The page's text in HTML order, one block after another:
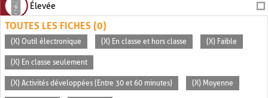
Élevée
TOUTES LES FICHES (0)
(X) Outil électronique (X) En classe et hors classe (X) Faible
(X) En classe seulement
(X) Activités développées (Entre 30 et 60 minutes) (X) Moyenne